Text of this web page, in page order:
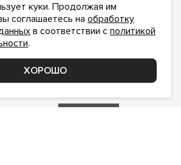
НА НОВОСТИ:
конфиденциальностиознакомлен и
куки. Продолжая им
соглашаетесь на обработку
в соответствии с политикой
.
ХОРОШО